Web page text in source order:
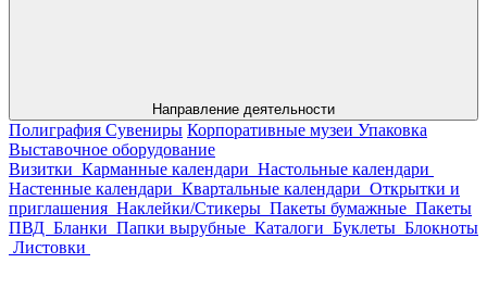
Направление деятельности
Полиграфия Сувениры Корпоративные музеи Упаковка
Выставочное оборудование
Визитки Карманные календари Настольные календари
Настенные календари Квартальные календари Открытки и
приглашения Наклейки/Стикеры Пакеты бумажные Пакеты
ПВД Бланки Папки вырубные Каталоги Буклеты Блокноты
Листовки